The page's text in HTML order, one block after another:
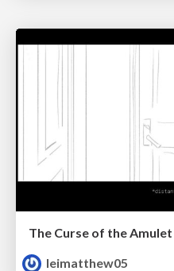
The Curse of the Amulet
leimatthew05